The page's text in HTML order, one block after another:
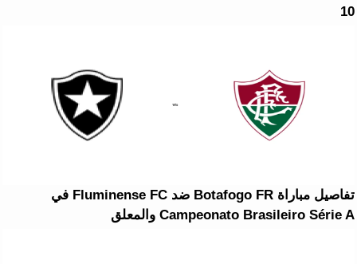
10
تفاصيل مباراة Botafogo FR ضد Fluminense FC في
Campeonato Brasileiro Série A والمعلق